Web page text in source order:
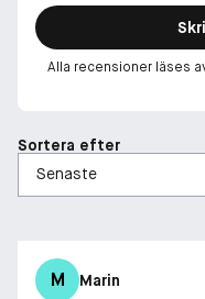
Ett varaktigt intryck av
Ralph’s Club Parfum är
intensitet och
blandning av träiga och
och låt doften av
natten.
Alla recensioner läses
Sortera efter
M Marin